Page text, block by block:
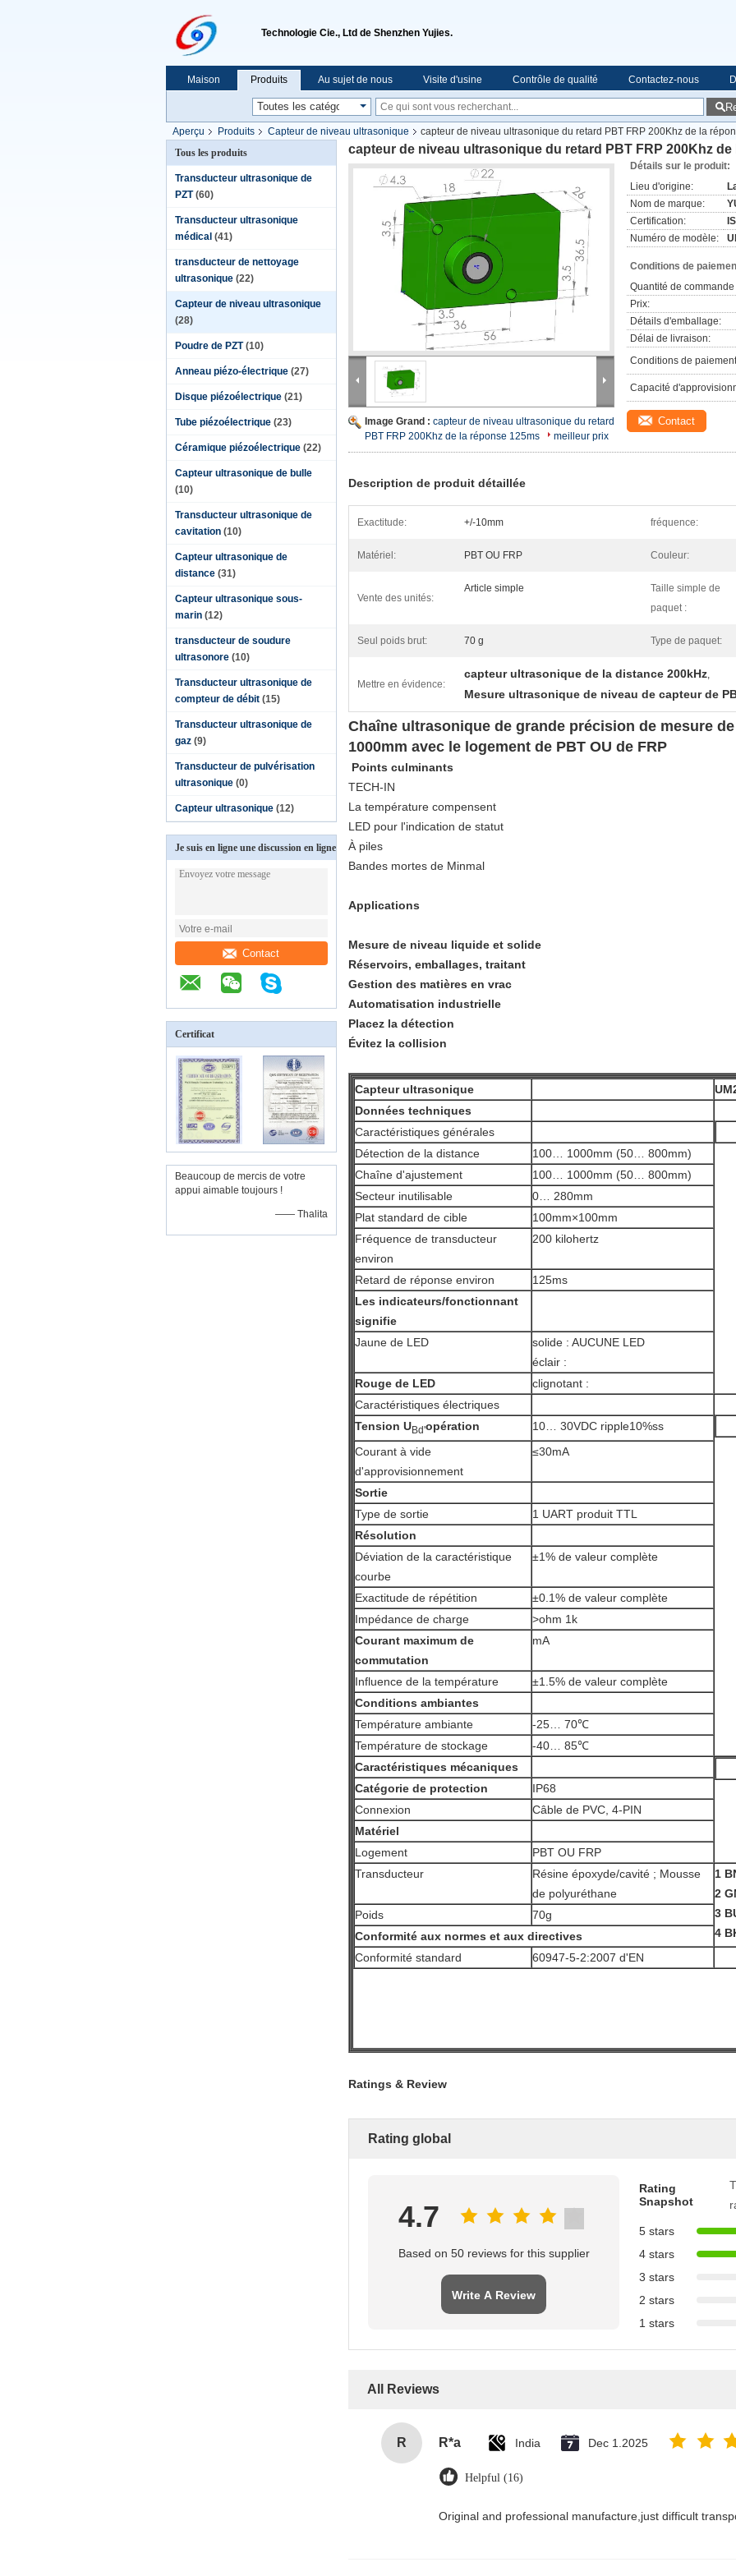
Technologie Cie., Ltd de Shenzhen Yujies.
Maison Produits Au sujet de nous Visite d'usine Contrôle de qualité Contactez-nous
Aperçu Produits Capteur de niveau ultrasonique
capteur de niveau ultrasonique du retard PBT FRP 200Khz de la
Tous les produits
Transducteur ultrasonique de
PZT (60)
Transducteur ultrasonique
médical (41)
transducteur de nettoyage
ultrasonique (22)
Capteur de niveau ultrasonique
(28)
Poudre de PZT (10)
Anneau piézo-électrique (27)
Disque piézoélectrique (21)
Tube piézoélectrique (23)
Céramique piézoélectrique (22)
Capteur ultrasonique de bulle
(10)
Transducteur ultrasonique de
cavitation (10)
Capteur ultrasonique de
distance (31)
Capteur ultrasonique sous-
marin (12)
transducteur de soudure
ultrasonore (10)
Transducteur ultrasonique de
compteur de débit (15)
Transducteur ultrasonique de
gaz (9)
Transducteur de pulvérisation
ultrasonique (0)
Capteur ultrasonique (12)
Je suis en ligne une discussion en ligne
Contact
Certificat
Beaucoup de mercis de votre
appui aimable toujours !
—— Thalita
capteur de niveau ultrasonique du retard PBT FRP 200Khz de
Image Grand : capteur de niveau ultrasonique du retard
PBT FRP 200Khz de la réponse 125ms
meilleur prix
Détails sur le produit:
Lieu d'origine:
Nom de marque:
Certification:
Numéro de modèle:
Conditions de
Quantité de
Prix:
Détails d'emballage:
Délai de livraison:
Conditions de
Capacité
Contact
Description de produit détaillée
Exactitude: +/-10mm fréquence:
Matériel: PBT OU FRP Couleur:
Vente des unités:
Article simple
Taille simple de
paquet :
Seul poids brut: 70 g Type de paquet:
Mettre en évidence:
capteur ultrasonique de la distance 200kHz,
Mesure ultrasonique de niveau de capteur de
Chaîne ultrasonique de grande précision de mesure
1000mm avec le logement de PBT OU de FRP
Points culminants
TECH-IN
La température compensent
LED pour l'indication de statut
À piles
Bandes mortes de Minmal
Applications
Mesure de niveau liquide et solide
Réservoirs, emballages, traitant
Gestion des matières en vrac
Automatisation industrielle
Placez la détection
Évitez la collision
Capteur ultrasonique
Données techniques
Caractéristiques générales
Détection de la distance
100… 1000mm (50… 800mm)
Chaîne d'ajustement
100… 1000mm (50… 800mm)
Secteur inutilisable
0… 280mm
Plat standard de cible
100mm×100mm
Fréquence de transducteur
environ
200 kilohertz
Retard de réponse environ
125ms
Les indicateurs/fonctionnant
signifie
Jaune de LED
solide : AUCUNE LED
éclair :
Rouge de LED
clignotant :
Caractéristiques électriques
Tension UBd'opération
10… 30VDC ripple10%ss
Courant à vide
d'approvisionnement
≤30mA
Sortie
Type de sortie
1 UART produit TTL
Résolution
Déviation de la caractéristique
courbe
±1% de valeur complète
Exactitude de répétition
±0.1% de valeur complète
Impédance de charge
>ohm 1k
Courant maximum de
commutation
mA
Influence de la température
±1.5% de valeur complète
Conditions ambiantes
Température ambiante
-25… 70℃
Température de stockage
-40… 85℃
Caractéristiques mécaniques
Catégorie de protection
IP68
Connexion
Câble de PVC, 4-PIN
Matériel
Logement
PBT OU FRP
Transducteur
Résine époxyde/cavité ; Mousse
de polyuréthane
1
2
3
4
Poids
70g
Conformité aux normes et aux directives
Conformité standard
60947-5-2:2007 d'EN
Ratings & Review
Rating global
4.7
Based on 50 reviews for this supplier
Write A Review
Rating
Snapshot
5 stars
4 stars
3 stars
2 stars
1 stars
All Reviews
R R*a India Dec 1.2025
Helpful (16)
Original and professional manufacture,just difficult